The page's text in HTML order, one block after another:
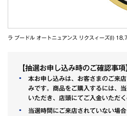
ラ プードル オートニュアンス リクスィーズ(I)
【抽選お申し込み時のご確認事項
本お申し込みは、お客さまのご来
みです。商品をご購入するには、
いただき、店頭にてご入金いただく
当選時間にご来店されていない場